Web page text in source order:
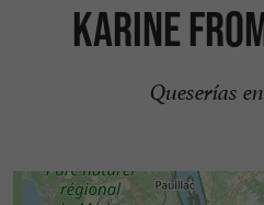
Karine
Queserías